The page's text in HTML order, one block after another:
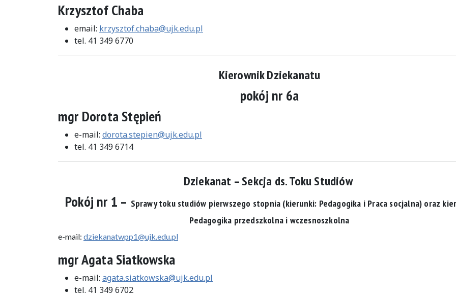
Krzysztof Chaba
email: krzysztof.chaba@ujk.edu.pl
tel. 41 349 6770
Kierownik Dziekanatu
pokój nr 6a
mgr Dorota Stępień
e-mail: dorota.stepien@ujk.edu.pl
tel. 41 349 6714
Dziekanat – Sekcja ds. Toku Studiów
Pokój nr 1 – Sprawy toku studiów pierwszego stopnia (kierunki: Pedagogika i Praca socjalna) oraz
Pedagogika przedszkolna i wczesnoszkolna
e-mail: dziekanatwpp1@ujk.edu.pl
mgr Agata Siatkowska
e-mail: agata.siatkowska@ujk.edu.pl
tel. 41 349 6702